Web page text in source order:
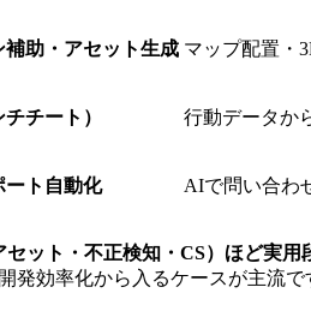
補助・アセット生成 マップ配置・
チート） 行動データか
ート自動化 AIで問い合わ
セット・不正検知・CS）ほど実
発効率化から入るケースが主流で